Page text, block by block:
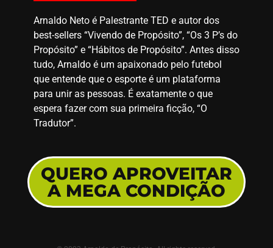
Arnaldo Neto é Palestrante TED e autor dos
best-sellers “Vivendo de Propósito”, “Os 3 P’s do
Propósito” e “Hábitos de Propósito”. Antes disso
tudo, Arnaldo é um apaixonado pelo futebol
que entende que o esporte é um plataforma
para unir as pessoas. É exatamente o que
espera fazer com sua primeira ficção, “O
Tradutor”.
QUERO APROVEITAR
A MEGA CONDIÇÃO